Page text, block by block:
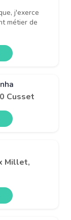
j'exerce
métier de
Cusset
Millet,